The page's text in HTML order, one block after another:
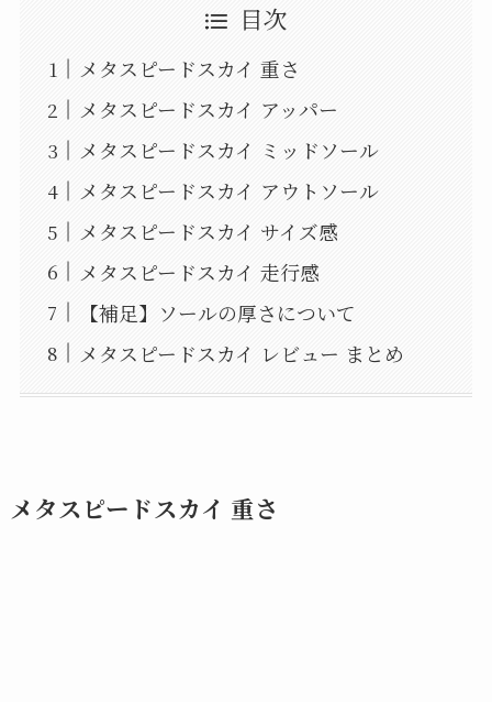
目次
メタスピードスカイ 重さ
メタスピードスカイ アッパー
メタスピードスカイ ミッドソール
メタスピードスカイ アウトソール
メタスピードスカイ サイズ感
メタスピードスカイ 走行感
【補足】ソールの厚さについて
メタスピードスカイ レビュー まとめ
メタスピードスカイ 重さ